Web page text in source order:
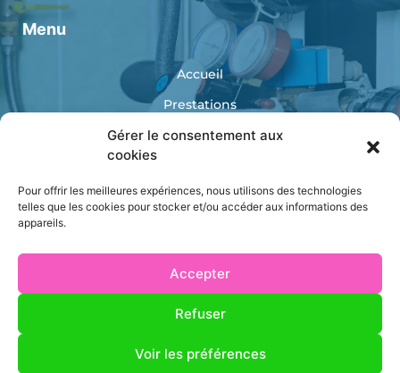
Gérer le consentement aux
cookies
Pour offrir les meilleures expériences, nous utilisons des technologies
telles que les cookies pour stocker et/ou accéder aux informations des
appareils.
Accepter
Refuser
Voir les préférences
Menu
Accueil
Prestations
Réalisations
Contact
Mentions légales
Politique de confidentialité